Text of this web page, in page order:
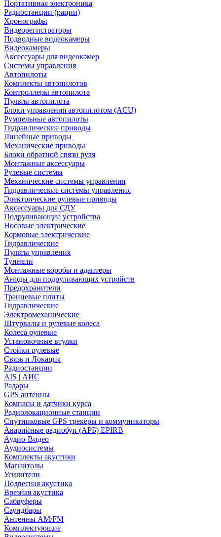
Портативная электроника
Радиостанции (рации)
Хронографы
Видеорегистраторы
Подводные видеокамеры
Видеокамеры
Аксессуары для видеокамер
Системы управления
Автопилоты
Комплекты автопилотов
Контроллеры автопилота
Пульты автопилота
Блоки управления автопилотом (ACU)
Румпельные автопилоты
Гидравлические приводы
Линейные приводы
Механические приводы
Блоки обратной связи руля
Монтажные аксессуары
Рулевые системы
Механические системы управления
Гидравлические системы управления
Электрические рулевые приводы
Аксессуары для СДУ
Подруливающие устройства
Носовые электрические
Кормовые электрические
Гидравлические
Пульты управления
Туннели
Монтажные коробы и адаптеры
Аноды для подруливающих устройств
Предохранители
Транцевые плиты
Гидравлические
Электромеханические
Штурвалы и рулевые колеса
Колеса рулевые
Установочные втулки
Стойки рулевые
Связь и Локация
Радиостанции
AIS | АИС
Радары
GPS антенны
Компасы и датчики курса
Радиолокационные станции
Спутниковые GPS трекеры и коммуникаторы
Аварийные радиобуи (АРБ) EPIRB
Аудио-Видео
Аудиосистемы
Комплекты акустики
Магнитолы
Усилители
Подвесная акустика
Врезная акустика
Сабвуферы
Саундбары
Антенны AM/FM
Комплектующие